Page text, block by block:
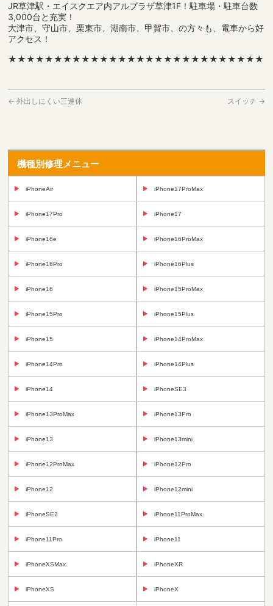
JR草津駅・エイスクエア内アルプラザ草津1F！駐車場・駐車台数
3,000台と充実！
大津市、守山市、栗東市、湖南市、甲賀市、の方々も、電車から好
アクセス！
← 外出しにくい三連休 スイッチ →
機種別修理メニュー
iPhoneAir iPhone17ProMax
iPhone17Pro iPhone17
iPhone16e iPhone16ProMax
iPhone16Pro iPhone16Plus
iPhone16 iPhone15ProMax
iPhone15Pro iPhone15Plus
iPhone15 iPhone14ProMax
iPhone14Pro iPhone14Plus
iPhone14 iPhoneSE3
iPhone13ProMax iPhone13Pro
iPhone13 iPhone13mini
iPhone12ProMax iPhone12Pro
iPhone12 iPhone12mini
iPhoneSE2 iPhone11ProMax
iPhone11Pro iPhone11
iPhoneXSMax iPhoneXR
iPhoneXS iPhoneX